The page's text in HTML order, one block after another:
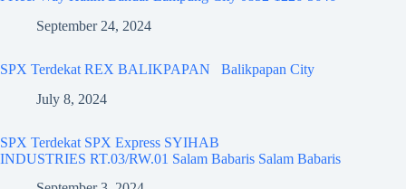
September 24, 2024
SPX Terdekat REX BALIKPAPAN Balikpapan City
July 8, 2024
SPX Terdekat SPX Express SYIHAB
INDUSTRIES RT.03/RW.01 Salam Babaris Salam Babaris